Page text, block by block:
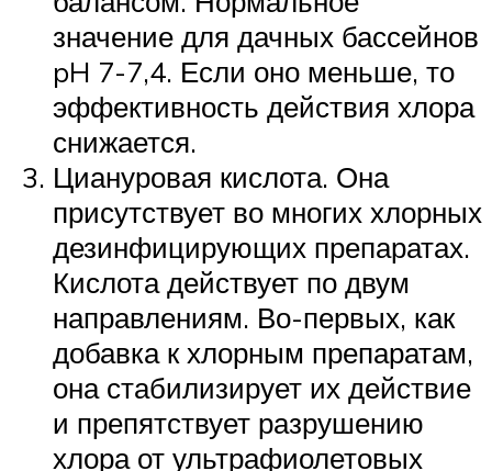
значение для дачных бассейнов
pH 7-7,4. Если оно меньше, то
эффективность действия хлора
снижается.
Циануровая кислота. Она
присутствует во многих хлорных
дезинфицирующих препаратах.
Кислота действует по двум
направлениям. Во-первых, как
добавка к хлорным препаратам,
она стабилизирует их действие
и препятствует разрушению
хлора от ультрафиолетовых